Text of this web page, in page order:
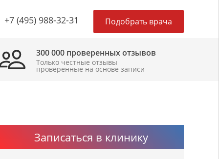
+7 (495) 988-32-31 Подобрать врача
300 000 проверенных отзывов
Только честные отзывы
проверенные на основе записи
Записаться в клинику